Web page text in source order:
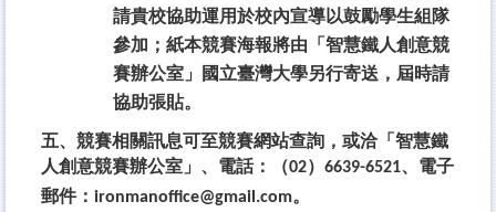
請貴校協助運用於校內宣導以鼓勵學生組隊
參加；紙本競賽海報將由「智慧鐵人創意競
賽辦公室」國立臺灣大學另行寄送，屆時請
協助張貼。
五、競賽相關訊息可至競賽網站查詢，或洽「智慧鐵
人創意競賽辦公室」、電話：（02） 6639-6521、電子
郵件： ironmanoffice@gmail.com。